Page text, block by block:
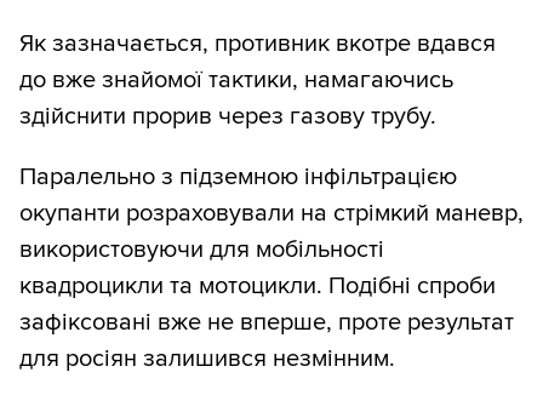
Як зазначається, противник вкотре вдався
до вже знайомої тактики, намагаючись
здійснити прорив через газову трубу.
Паралельно з підземною інфільтрацією
окупанти розраховували на стрімкий маневр,
використовуючи для мобільності
квадроцикли та мотоцикли. Подібні спроби
зафіксовані вже не вперше, проте результат
для росіян залишився незмінним.